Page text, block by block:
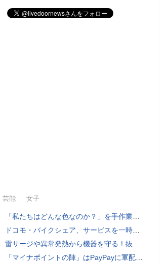
芸能 女子
「私たちはどんな色なのか？」を手作業でデータ分析して人間の肌の色を表現する新しい色空間を構築した「Inclusive Color Space」
ドコモ・バイクシェア、サービスを一時停止 不具合の復旧が見通せないため
雷サージや異常発熱から機器を守る！抜け止め仕様の3P-2P変換アダプタ
「マイナポイントの陣」はPayPayに軍配！ 燻製できちゃう鍋、グラスドームクッカー